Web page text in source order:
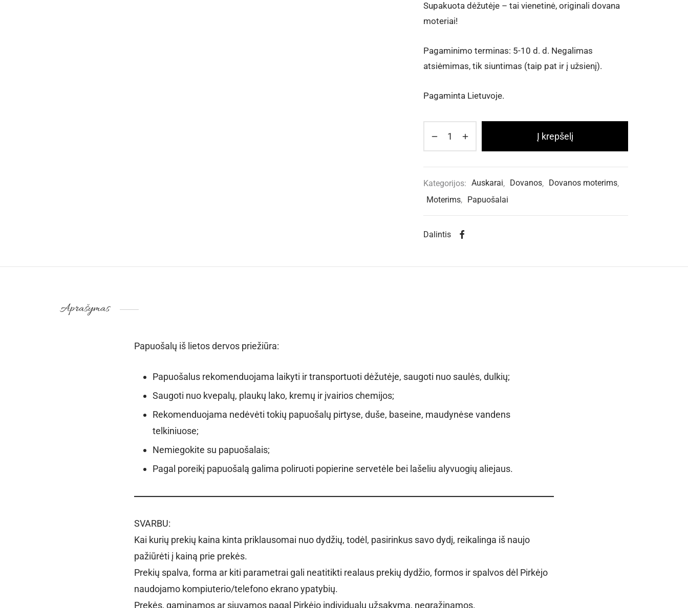
Supakuota dėžutėje – tai vienetinė, originali dovana
moteriai!
Pagaminimo terminas: 5-10 d. d. Negalimas
atsiėmimas, tik siuntimas (taip pat ir į užsienį).
Pagaminta Lietuvoje.
Į krepšelį
Kategorijos: Auskarai, Dovanos, Dovanos moterims,
Moterims, Papuošalai
Dalintis
Aprašymas
Papuošalų iš lietos dervos priežiūra:
Papuošalus rekomenduojama laikyti ir transportuoti dėžutėje, saugoti nuo saulės, dulkių;
Saugoti nuo kvepalų, plaukų lako, kremų ir įvairios chemijos;
Rekomenduojama nedėvėti tokių papuošalų pirtyse, duše, baseine, maudynėse vandens
telkiniuose;
Nemiegokite su papuošalais;
Pagal poreikį papuošalą galima poliruoti popierine servetėle bei lašeliu alyvuogių aliejaus.
SVARBU:
Kai kurių prekių kaina kinta priklausomai nuo dydžių, todėl, pasirinkus savo dydį, reikalinga iš naujo
pažiūrėti į kainą prie prekės.
Prekių spalva, forma ar kiti parametrai gali neatitikti realaus prekių dydžio, formos ir spalvos dėl Pirkėjo
naudojamo kompiuterio/telefono ekrano ypatybių.
Prekės, gaminamos ar siuvamos pagal Pirkėjo individualų užsakymą, negrąžinamos.